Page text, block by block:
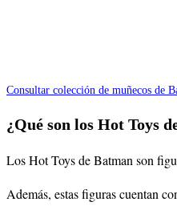
Consultar colección de muñecos de
¿Qué son los Hot Toys
Los Hot Toys de Batman son
Además, estas figuras cuentan